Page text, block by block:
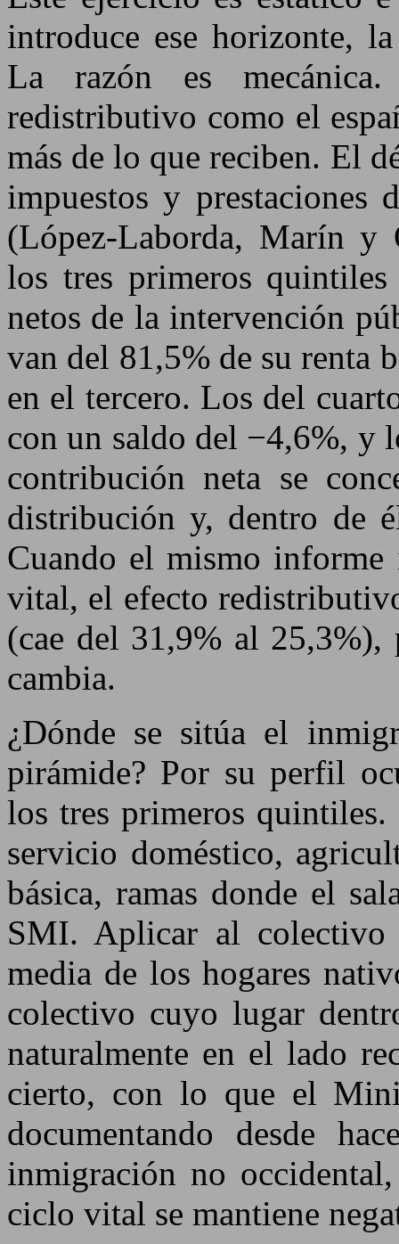
introduce ese horizonte,
La razón es
redistributivo como el
más de lo que reciben. El
impuestos y prestaciones
(López-Laborda, Marín y
los tres primeros
netos de la intervención
van del 81,5% de su renta
en el tercero. Los del
con un saldo del −4,6%, y
contribución neta se
distribución y, dentro de
Cuando el mismo
vital, el efecto
(cae del 31,9% al 25,3%),
cambia.
¿Dónde se sitúa el
pirámide? Por su perfil
los tres primeros
servicio doméstico,
básica, ramas donde el
SMI. Aplicar al colectivo
media de los hogares
colectivo cuyo lugar
naturalmente en el lado
cierto, con lo que el
documentando desde
inmigración no
ciclo vital se mantiene